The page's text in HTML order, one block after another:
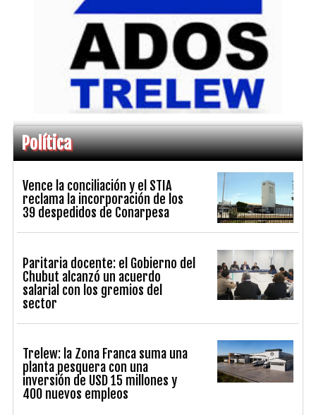
Política
Vence la conciliación y el STIA
reclama la incorporación de los
39 despedidos de Conarpesa
Paritaria docente: el Gobierno del
Chubut alcanzó un acuerdo
salarial con los gremios del
sector
Trelew: la Zona Franca suma una
planta pesquera con una
inversión de USD 15 millones y
400 nuevos empleos